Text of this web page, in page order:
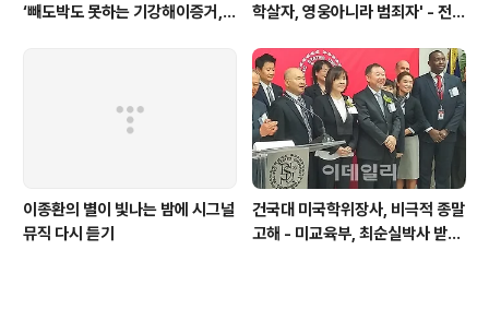
‘빼도박도 못하는 기강해이증거,
학살자, 영웅아니라 범죄자' - 전재
이종환의 별이 빛나는 밤에 시그널
뮤직 다시 듣기
건국대 미국학위장사, 비극적 종말
고해 - 미교육부, 최순실박사 받은